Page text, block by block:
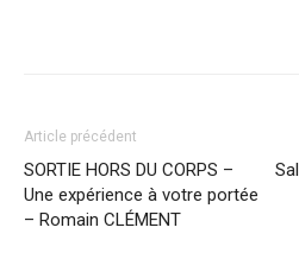
Article précédent
SORTIE HORS DU CORPS –
Une expérience à votre portée
– Romain CLÉMENT